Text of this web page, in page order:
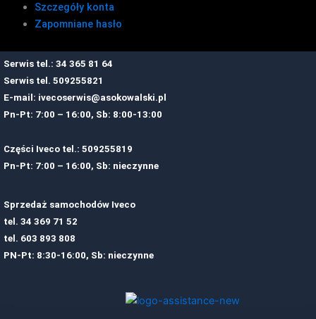
Szczegóły konta
Zapomniane hasło
Serwis tel.: 34 365 81 64
Serwis tel. 509255821
E-mail: ivecoserwis@asokowalski.pl
Pn-Pt: 7:00 – 16:00, Sb: 8:00-13:00
Części Iveco tel.: 509255819
Pn-Pt: 7:00 – 16:00, Sb: nieczynne
Sprzedaż samochodów Iveco
tel. 34 369 71 52
tel. 603 893 808
PN-Pt: 8:30-16:00, Sb: nieczynne